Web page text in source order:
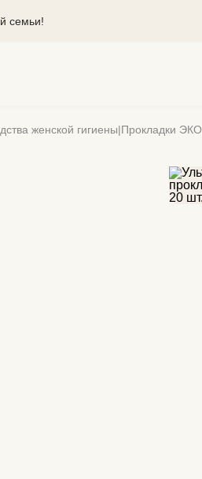
семьи!
женской гигиены|Прокладки ЭКО